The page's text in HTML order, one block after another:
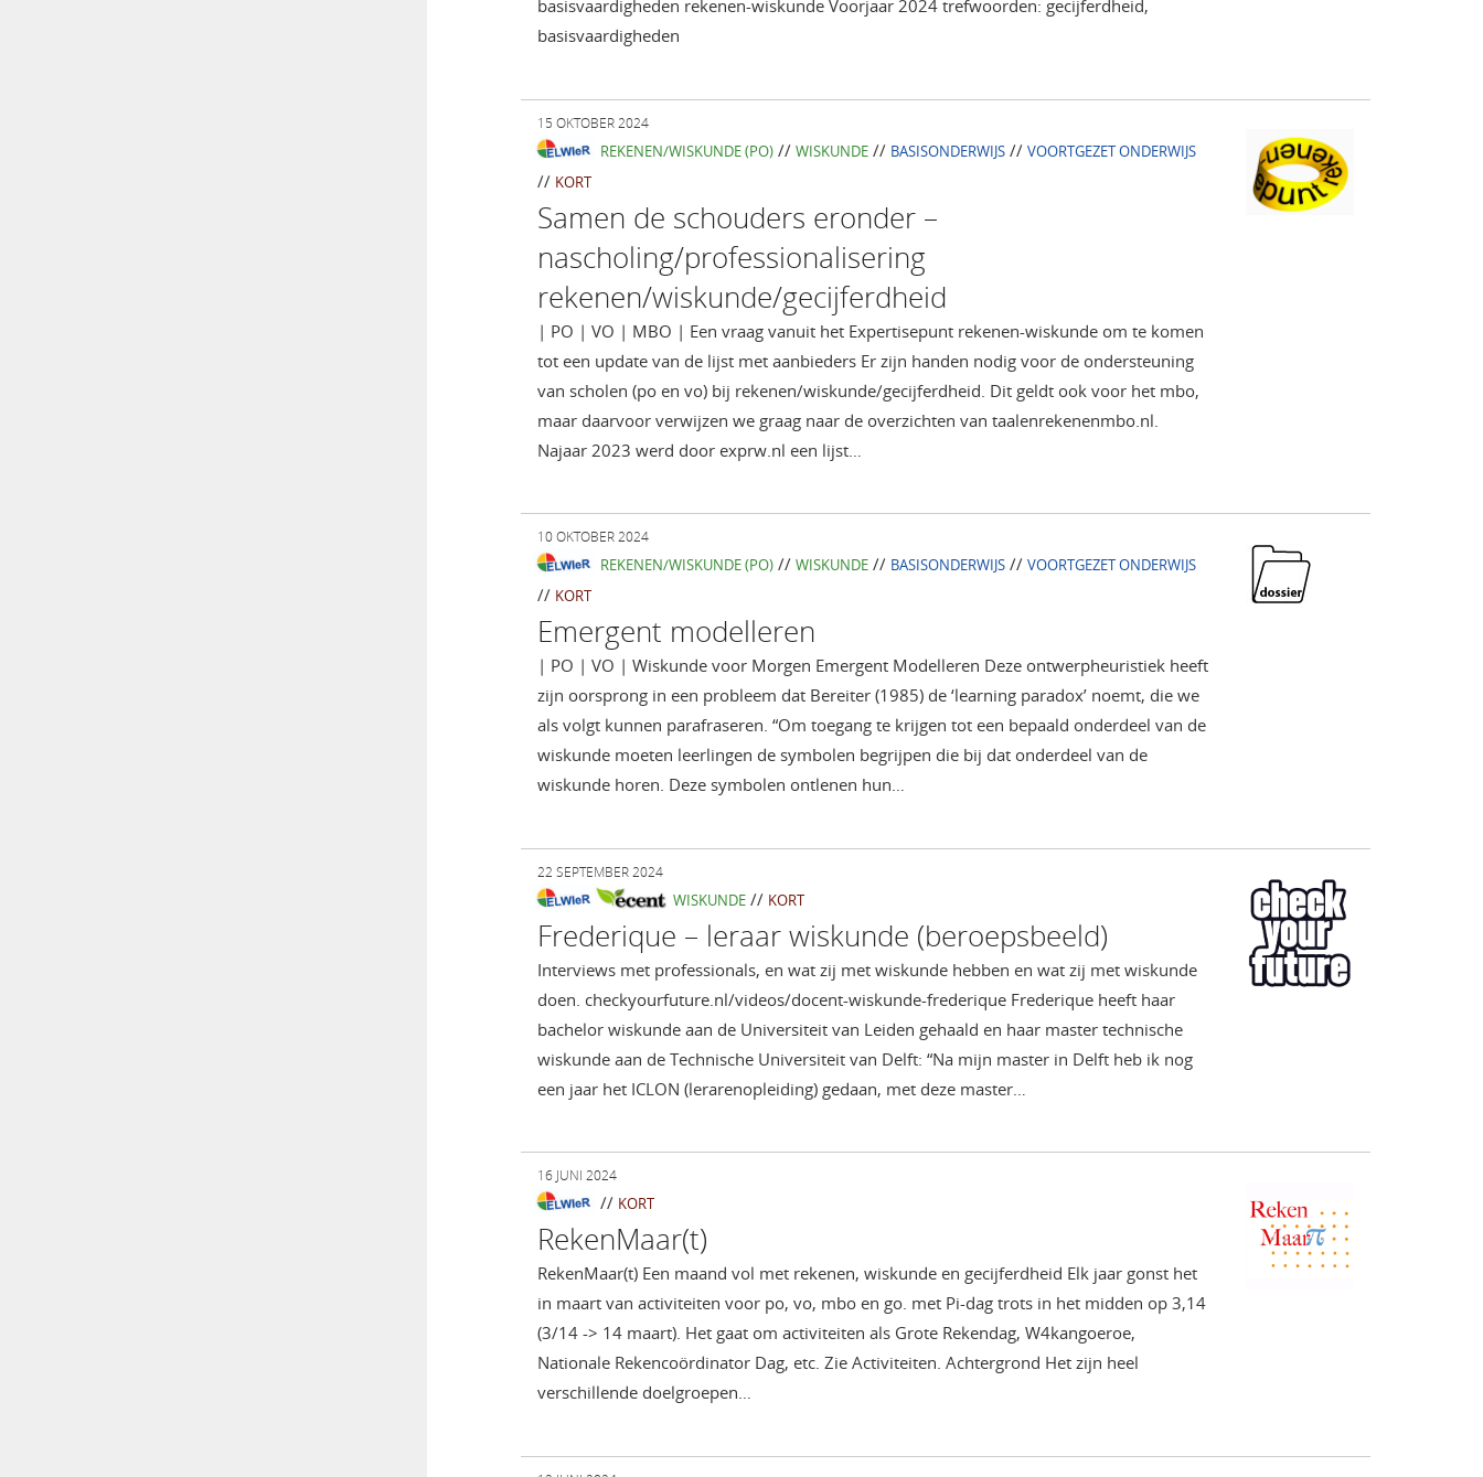
basisvaardigheden rekenen-wiskunde Voorjaar 2024 trefwoorden: gecijferdheid,
basisvaardigheden
15 OKTOBER 2024
REKENEN/WISKUNDE (PO) //WISKUNDE // BASISONDERWIJS //VOORTGEZET ONDERWIJS
// KORT
Samen de schouders eronder –
nascholing/professionalisering
rekenen/wiskunde/gecijferdheid
| PO | VO | MBO | Een vraag vanuit het Expertisepunt rekenen-wiskunde om te komen
tot een update van de lijst met aanbieders Er zijn handen nodig voor de ondersteuning
van scholen (po en vo) bij rekenen/wiskunde/gecijferdheid. Dit geldt ook voor het mbo,
maar daarvoor verwijzen we graag naar de overzichten van taalenrekenenmbo.nl.
Najaar 2023 werd door exprw.nl een lijst…
10 OKTOBER 2024
REKENEN/WISKUNDE (PO) //WISKUNDE // BASISONDERWIJS //VOORTGEZET ONDERWIJS
// KORT
Emergent modelleren
| PO | VO | Wiskunde voor Morgen Emergent Modelleren Deze ontwerpheuristiek heeft
zijn oorsprong in een probleem dat Bereiter (1985) de ‘learning paradox’ noemt, die we
als volgt kunnen parafraseren. “Om toegang te krijgen tot een bepaald onderdeel van de
wiskunde moeten leerlingen de symbolen begrijpen die bij dat onderdeel van de
wiskunde horen. Deze symbolen ontlenen hun…
22 SEPTEMBER 2024
WISKUNDE// KORT
Frederique – leraar wiskunde (beroepsbeeld)
Interviews met professionals, en wat zij met wiskunde hebben en wat zij met wiskunde
doen. checkyourfuture.nl/videos/docent-wiskunde-frederique Frederique heeft haar
bachelor wiskunde aan de Universiteit van Leiden gehaald en haar master technische
wiskunde aan de Technische Universiteit van Delft: “Na mijn master in Delft heb ik nog
een jaar het ICLON (lerarenopleiding) gedaan, met deze master…
16 JUNI 2024
// KORT
RekenMaar(t)
RekenMaar(t) Een maand vol met rekenen, wiskunde en gecijferdheid Elk jaar gonst het
in maart van activiteiten voor po, vo, mbo en go. met Pi-dag trots in het midden op 3,14
(3/14 -> 14 maart). Het gaat om activiteiten als Grote Rekendag, W4kangoeroe,
Nationale Rekencoördinator Dag, etc. Zie Activiteiten. Achtergrond Het zijn heel
verschillende doelgroepen…